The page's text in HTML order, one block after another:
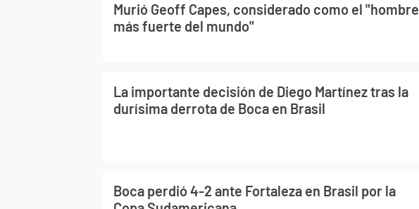
Murió Geoff Capes, considerado como el "hombre
más fuerte del mundo"
La importante decisión de Diego Martínez tras la
durísima derrota de Boca en Brasil
Boca perdió 4-2 ante Fortaleza en Brasil por la